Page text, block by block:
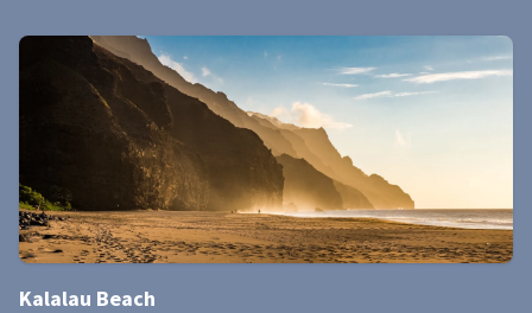
Kalalau Beach